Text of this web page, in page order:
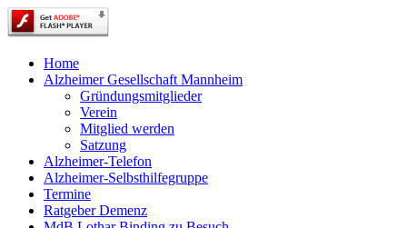
Home
Alzheimer Gesellschaft Mannheim
Gründungsmitglieder
Verein
Mitglied werden
Satzung
Alzheimer-Telefon
Alzheimer-Selbsthilfegruppe
Termine
Ratgeber Demenz